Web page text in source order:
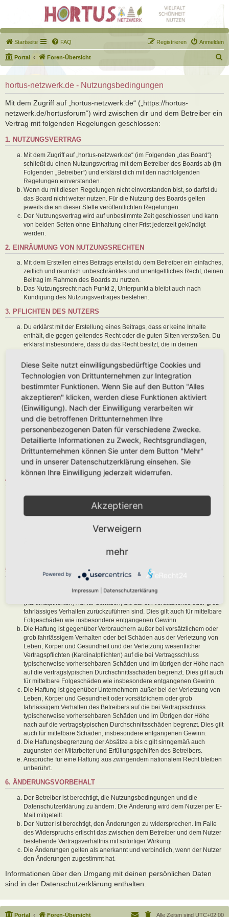
Startseite FAQ Anmelden
Registrieren
Portal Foren-Übersicht
u
h
hortus-netzwerk.de - Nutzungsbedingungen
Mit dem Zugriff auf „hortus-netzwerk.de“ („https://hortus-
netzwerk.de/hortusforum“) wird zwischen dir und dem Betreiber ein
Vertrag mit folgenden Regelungen geschlossen:
1. NUTZUNGSVERTRAG
Mit dem Zugriff auf „hortus-netzwerk.de“ (im Folgenden „das Board“)
schließt du einen Nutzungsvertrag mit dem Betreiber des Boards ab (im
Folgenden „Betreiber“) und erklärst dich mit den nachfolgenden
Regelungen einverstanden.
Wenn du mit diesen Regelungen nicht einverstanden bist, so darfst du
das Board nicht weiter nutzen. Für die Nutzung des Boards gelten
jeweils die an dieser Stelle veröffentlichten Regelungen.
Der Nutzungsvertrag wird auf unbestimmte Zeit geschlossen und kann
von beiden Seiten ohne Einhaltung einer Frist jederzeit gekündigt
werden.
2. EINRÄUMUNG VON NUTZUNGSRECHTEN
Mit dem Erstellen eines Beitrags erteilst du dem Betreiber ein einfaches,
zeitlich und räumlich unbeschränktes und unentgeltliches Recht, deinen
Beitrag im Rahmen des Boards zu nutzen.
Das Nutzungsrecht nach Punkt 2, Unterpunkt a bleibt auch nach
Kündigung des Nutzungsvertrages bestehen.
3. PFLICHTEN DES NUTZERS
Du erklärst mit der Erstellung eines Beitrags, dass er keine Inhalte
enthält, die gegen geltendes Recht oder die guten Sitten verstoßen. Du
erklärst insbesondere, dass du das Recht besitzt, die in deinen
Der Betreiber des Boards übt das Hausrecht aus. Bei Verstößen gegen
diese Nutzungsbedingungen oder anderer im Board veröffentlichten
Regeln kann der Betreiber dich nach Abmahnung zeitweise oder
dauerhaft von der Nutzung dieses Boards ausschließen und dir ein
Hausverbot erteilen.
Du nimmst zur Kenntnis, dass der Betreiber keine Verantwortung für die
Inhalte von Beiträgen übernimmt, die er nicht selbst erstellt hat oder die
er nicht zur Kenntnis genommen hat. Du gestattest dem Betreiber, dein
Benutzerkonto, Beiträge und Funktionen jederzeit zu löschen oder zu
sperren.
Du gestattest dem Betreiber darüber hinaus, deine Beiträge
abzuändern, sofern sie gegen o. g. Regeln verstoßen oder geeignet
sind, dem Betreiber oder einem Dritten Schaden zuzufügen.
4. GENERAL PUBLIC LICENSE
Du nimmst zur Kenntnis, dass es sich bei phpBB um eine unter der „
GNU General Public License v2“ (GPL) bereitgestellten Foren-Software
von phpBB Limited (
www.phpbb.com
zur Verfügung gestellt. Beide haben keinen Einfluss auf
insbesondere die Verwendung der Software für bestimmte Zwecke nicht
untersagen oder auf Inhalte fremder Foren Einfluss nehmen.
5. GEWÄHRLEISTUNG
Der Betreiber haftet mit Ausnahme der Verletzung von Leben, Körper
und Gesundheit und der Verletzung wesentlicher Vertragspflichten
(Kardinalpflichten) nur für Schäden, die auf ein vorsätzliches oder grob
fahrlässiges Verhalten zurückzuführen sind. Dies gilt auch für mittelbare
Folgeschäden wie insbesondere entgangenen Gewinn.
Die Haftung ist gegenüber Verbrauchern außer bei vorsätzlichem oder
grob fahrlässigem Verhalten oder bei Schäden aus der Verletzung von
Leben, Körper und Gesundheit und der Verletzung wesentlicher
Vertragspflichten (Kardinalpflichten) auf die bei Vertragsschluss
typischerweise vorhersehbaren Schäden und im übrigen der Höhe nach
auf die vertragstypischen Durchschnittsschäden begrenzt. Dies gilt auch
für mittelbare Folgeschäden wie insbesondere entgangenen Gewinn.
Die Haftung ist gegenüber Unternehmern außer bei der Verletzung von
Leben, Körper und Gesundheit oder vorsätzlichem oder grob
fahrlässigem Verhalten des Betreibers auf die bei Vertragsschluss
typischerweise vorhersehbaren Schäden und im Übrigen der Höhe
nach auf die vertragstypischen Durchschnittsschäden begrenzt. Dies gilt
auch für mittelbare Schäden, insbesondere entgangenen Gewinn.
Die Haftungsbegrenzung der Absätze a bis c gilt sinngemäß auch
zugunsten der Mitarbeiter und Erfüllungsgehilfen des Betreibers.
Ansprüche für eine Haftung aus zwingendem nationalem Recht bleiben
unberührt.
6. ÄNDERUNGSVORBEHALT
Der Betreiber ist berechtigt, die Nutzungsbedingungen und die
Datenschutzerklärung zu ändern. Die Änderung wird dem Nutzer per E-
Mail mitgeteilt.
Der Nutzer ist berechtigt, den Änderungen zu widersprechen. Im Falle
des Widerspruchs erlischt das zwischen dem Betreiber und dem Nutzer
bestehende Vertragsverhältnis mit sofortiger Wirkung.
Die Änderungen gelten als anerkannt und verbindlich, wenn der Nutzer
den Änderungen zugestimmt hat.
Informationen über den Umgang mit deinen persönlichen Daten
sind in der Datenschutzerklärung enthalten.
Portal Foren-Übersicht Alle Zeiten sind UTC+02:00
Diese Seite nutzt einwilligungsbedürftige Cookies und
Technologien von Drittunternehmen zur Integration
bestimmter Funktionen. Wenn Sie auf den Button "Alles
akzeptieren" klicken, werden diese Funktionen aktiviert
(Einwilligung). Nach der Einwilligung verarbeiten wir
und die betroffenen Drittunternehmen Ihre
personenbezogenen Daten für verschiedene Zwecke.
Detaillierte Informationen zu Zweck, Rechtsgrundlagen,
Drittunternehmen können Sie unter dem Button "Mehr"
und in unserer Datenschutzerklärung einsehen. Sie
können Ihre Einwilligung jederzeit widerrufen.
Akzeptieren
Verweigern
mehr
Powered by &
Impressum Datenschutzerklärung